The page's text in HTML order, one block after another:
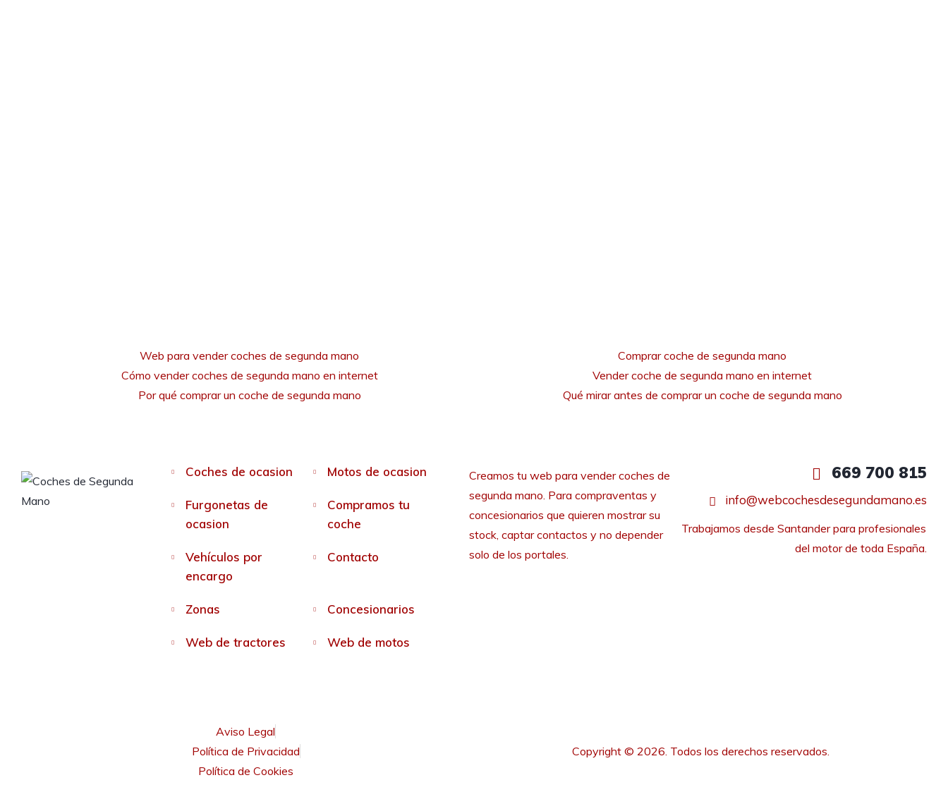
Web para vender coches de segunda mano
Cómo vender coches de segunda mano en internet
Por qué comprar un coche de segunda mano
Comprar coche de segunda mano
Vender coche de segunda mano en internet
Qué mirar antes de comprar un coche de segunda mano
Coches de ocasion Motos de ocasion
Furgonetas de
ocasion
Compramos tu
coche
Vehículos por
encargo
Contacto
Zonas Concesionarios
Web de tractores Web de motos
Creamos tu web para vender coches de
segunda mano. Para compraventas y
concesionarios que quieren mostrar su
stock, captar contactos y no depender
solo de los portales.
669 700 815
info@webcochesdesegundamano.es
Trabajamos desde Santander para profesionales
del motor de toda España.
Aviso Legal
Política de Privacidad
Política de Cookies
Copyright © 2026. Todos los derechos reservados.